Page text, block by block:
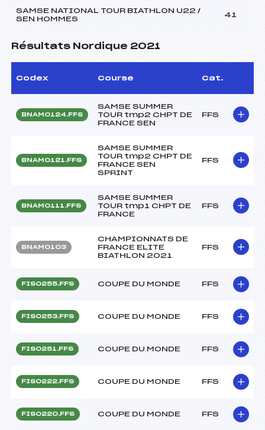
SAMSE NATIONAL TOUR BIATHLON U22 /
SEN HOMMES
41
Résultats Nordique 2021
Codex Course Cat.
BNAM0124.FFS
SAMSE SUMMER
TOUR tmp2 CHPT DE
FRANCE SEN
FFS
BNAM0121.FFS
SAMSE SUMMER
TOUR tmp2 CHPT DE
FRANCE SEN
SPRINT
FFS
BNAM0111.FFS
SAMSE SUMMER
TOUR tmp1 CHPT DE
FRANCE
FFS
BNAM0103
CHAMPIONNATS DE
FRANCE ELITE
BIATHLON 2021
FFS
FIS0255.FFS COUPE DU MONDE FFS
FIS0253.FFS COUPE DU MONDE FFS
FIS0251.FFS COUPE DU MONDE FFS
FIS0222.FFS COUPE DU MONDE FFS
FIS0220.FFS COUPE DU MONDE FFS